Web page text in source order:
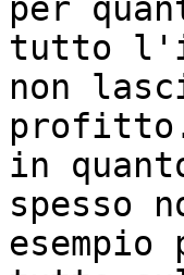
per
tutto
non
in
spesso
esempio